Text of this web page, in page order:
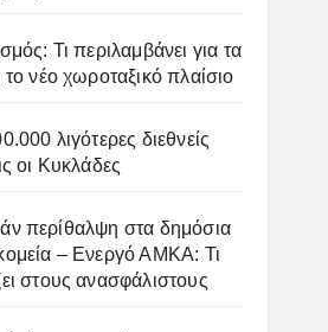
Τι περιλαμβάνει για τα
το νέο χωροταξικό πλαίσιο
λιγότερες διεθνείς
οι Κυκλάδες
περίθαλψη στα δημόσια
– Ενεργό ΑΜΚΑ: Τι
στους ανασφάλιστους